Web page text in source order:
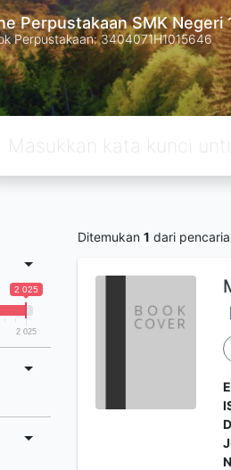
Perpustakaan SMK Negeri
Perpustakaan: 3404071H1015646
2 025
2 025
Ditemukan 1 dari